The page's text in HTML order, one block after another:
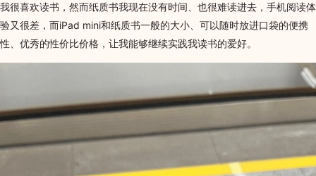
我很喜欢读书，然而纸质书我现在没有时间、也很难读进去，手机阅读体
验又很差，而iPad mini和纸质书一般的大小、可以随时放进口袋的便携
性、优秀的性价比价格，让我能够继续实践我读书的爱好。